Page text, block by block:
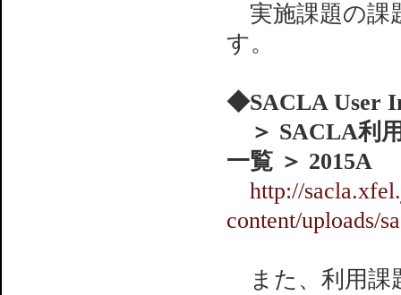
実施課題の課
す。
◆SACLA User
＞ SACLA利
一覧 ＞ 2015A
http://
content/uploads/
また、利用課